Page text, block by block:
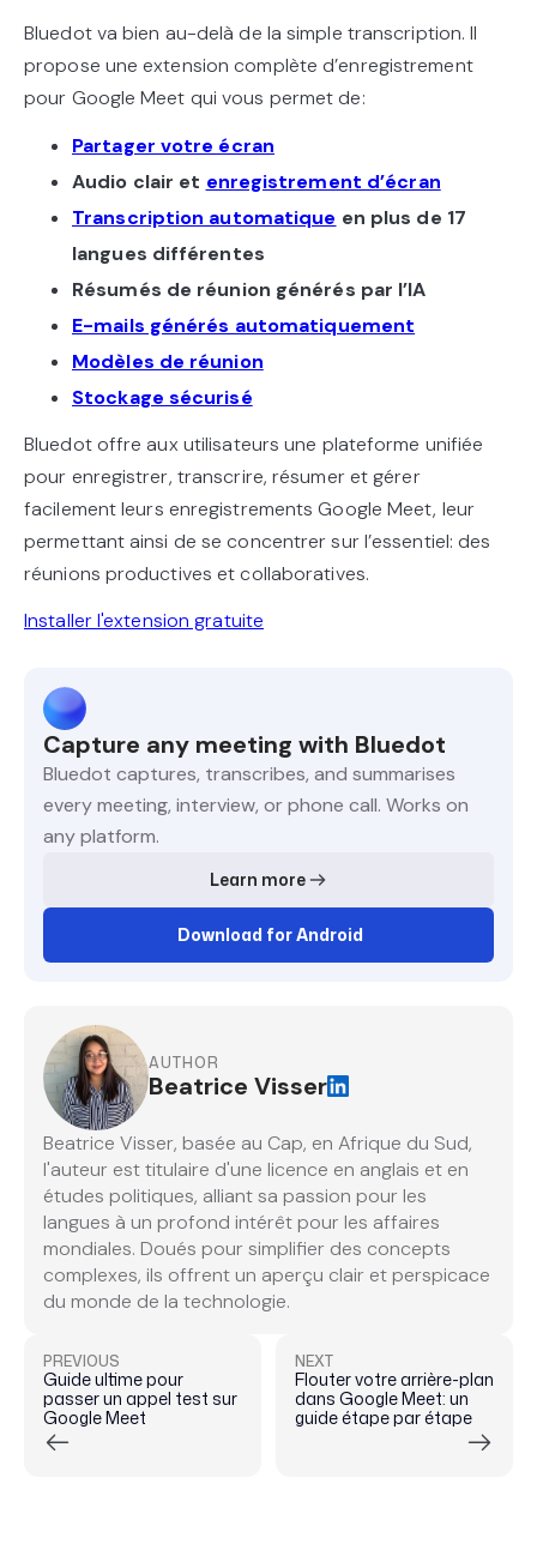
Bluedot va bien au-delà de la simple transcription. Il
propose une extension complète d’enregistrement
pour Google Meet qui vous permet de:
Partager votre écran
Audio clair et enregistrement d’écran
Transcription automatique en plus de 17
langues différentes
Résumés de réunion générés par l’IA
E-mails générés automatiquement
Modèles de réunion
Stockage sécurisé
Bluedot offre aux utilisateurs une plateforme unifiée
pour enregistrer, transcrire, résumer et gérer
facilement leurs enregistrements Google Meet, leur
permettant ainsi de se concentrer sur l’essentiel: des
réunions productives et collaboratives.
Installer l'extension gratuite
Capture any meeting with Bluedot
Bluedot captures, transcribes, and summarises
every meeting, interview, or phone call. Works on
any platform.
Learn more
Download for Android
AUTHOR
Beatrice Visser
Beatrice Visser, basée au Cap, en Afrique du Sud,
l'auteur est titulaire d'une licence en anglais et en
études politiques, alliant sa passion pour les
langues à un profond intérêt pour les affaires
mondiales. Doués pour simplifier des concepts
complexes, ils offrent un aperçu clair et perspicace
du monde de la technologie.
PREVIOUS
Guide ultime pour
passer un appel test sur
Google Meet
NEXT
Flouter votre arrière-plan
dans Google Meet: un
guide étape par étape